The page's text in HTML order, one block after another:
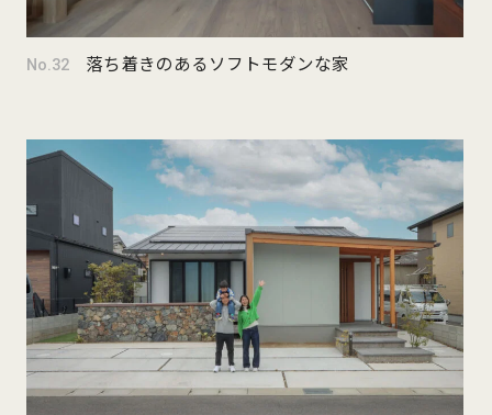
No.32 落ち着きのあるソフトモダンな家